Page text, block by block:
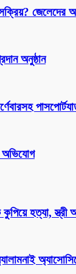
সক্রিয়?
অনুষ্ঠান
অভিযোগ
কুপিয়ে হত্যা,